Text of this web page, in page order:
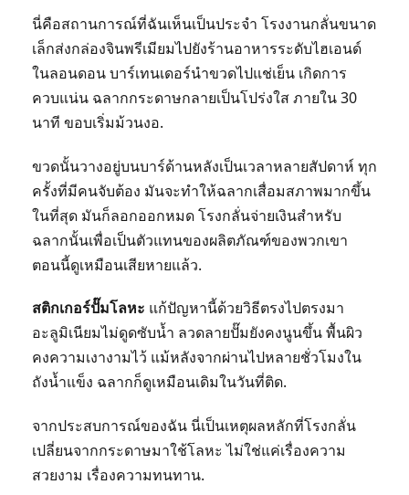
นี่คือสถานการณ์ที่ฉันเห็นเป็นประจำ โรงงานกลั่นขนาด
เล็กส่งกล่องจินพรีเมียมไปยังร้านอาหารระดับไฮเอนด์
ในลอนดอน บาร์เทนเดอร์นำขวดไปแช่เย็น เกิดการ
ควบแน่น ฉลากกระดาษกลายเป็นโปร่งใส ภายใน 30
นาที ขอบเริ่มม้วนงอ.
ขวดนั้นวางอยู่บนบาร์ด้านหลังเป็นเวลาหลายสัปดาห์ ทุก
ครั้งที่มีคนจับต้อง มันจะทำให้ฉลากเสื่อมสภาพมากขึ้น
ในที่สุด มันก็ลอกออกหมด โรงกลั่นจ่ายเงินสำหรับ
ฉลากนั้นเพื่อเป็นตัวแทนของผลิตภัณฑ์ของพวกเขา
ตอนนี้ดูเหมือนเสียหายแล้ว.
สติกเกอร์ปั๊มโลหะ แก้ปัญหานี้ด้วยวิธีตรงไปตรงมา
อะลูมิเนียมไม่ดูดซับน้ำ ลวดลายปั๊มยังคงนูนขึ้น พื้นผิว
คงความเงางามไว้ แม้หลังจากผ่านไปหลายชั่วโมงใน
ถังน้ำแข็ง ฉลากก็ดูเหมือนเดิมในวันที่ติด.
จากประสบการณ์ของฉัน นี่เป็นเหตุผลหลักที่โรงกลั่น
เปลี่ยนจากกระดาษมาใช้โลหะ ไม่ใช่แค่เรื่องความ
สวยงาม เรื่องความทนทาน.